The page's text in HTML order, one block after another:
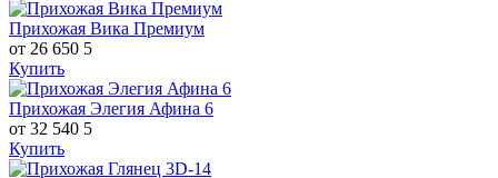
Прихожая Вика Премиум
от 26 650 5
Купить
Прихожая Элегия Афина 6
от 32 540 5
Купить